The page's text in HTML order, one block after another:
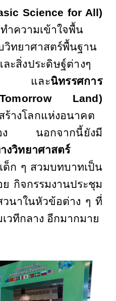
Science for All)
ำความเข้าใจพื้น
วิทยาศาสตร์พื้นฐาน
ะสิ่งประดิษฐ์ต่างๆ
น และนิทรรศการ
Land)
ร้างโลกแห่งอนาคต
อง นอกจากนี้ยังมี
งวิทยาศาสตร์
ด็ก ๆ สวมบทบาทเป็น
กิจกรรมงานประชุม
นาในหัวข้อต่าง ๆ ที่
วทีกลาง อีกมากมาย